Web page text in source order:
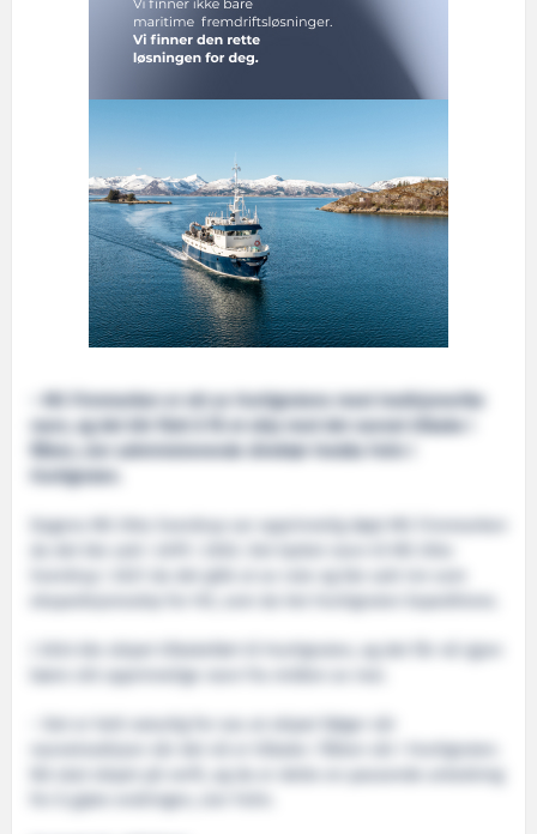
– MS Finnmarken er ett av Hurtigrutens mest tradisjonsrike
navn, og det blir flott å få et skip med det navnet tilbake i
flåten, sier administrerende direktør Hedda Felin i
Hurtigruten.
Dagens MS Otto Sverdrup var opprinnelig døpt MS Finnmarken
Sverdrup i 2021 da det gikk ut av rute og ble satt inn som
ekspedisjonsskip for HX, som da het Hurtigruten Expeditions.
I 2024 ble skipet tilbakeført til Hurtigruten, og det får nå igjen
bære sitt opprinnelige navn fra midten av mai.
– Det er helt naturlig for oss at skipet følger vår
navnetradisjon når det nå er tilbake i flåten vår i Hurtigruten.
for å gjøre endringen, sier Felin.